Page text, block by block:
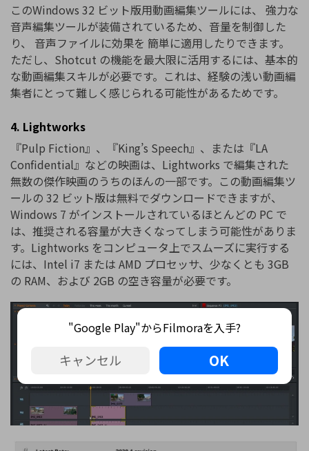
このWindows 32 ビット版用動画編集ツールには、 強力な
音声編集ツールが装備されているため、音量を制御した
り、 音声ファイルに効果を 簡単に適用したりできます。
ただし、Shotcut の機能を最大限に活用するには、基本的
な動画編集スキルが必要です。これは、経験の浅い動画編
集者にとって難しく感じられる可能性があるためです。
4. Lightworks
『Pulp Fiction』、『King’s Speech』、または『LA
Confidential』などの映画は、Lightworks で編集された
無数の傑作映画のうちのほんの一部です。この動画編集ツ
ールの 32 ビット版は無料でダウンロードできますが、
Windows 7 がインストールされているほとんどの PC で
は、推奨される容量が大きくなってしまう可能性がありま
す。Lightworks をコンピュータ上でスムーズに実行する
には、Intel i7 または AMD プロセッサ、少なくとも 3GB
の RAM、および 2GB の空き容量が必要です。
"Google Play"からFilmoraを入手?
キャンセル OK